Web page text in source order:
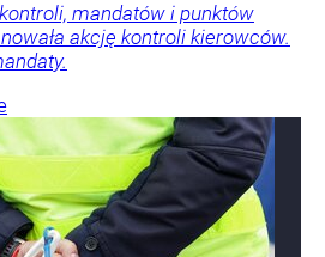
mandatów i punktów
akcję kontroli kierowców.